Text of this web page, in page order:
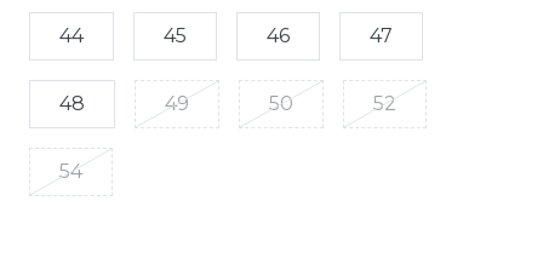
44 45 46 47
48 49 50 52
54